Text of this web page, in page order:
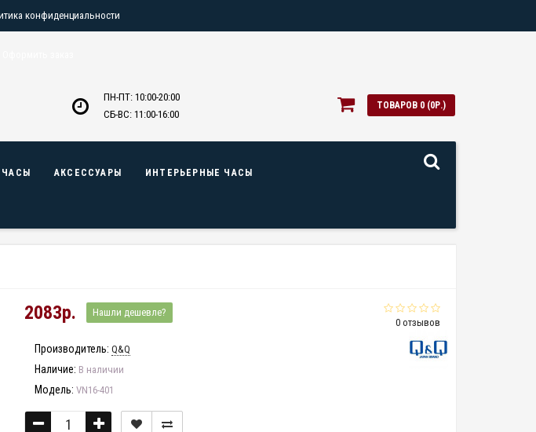
конфиденциальности
ПН-ПТ: 10:00-20:00
СБ-ВС: 11:00-16:00
ТОВАРОВ 0 (0Р.)
АКСЕССУАРЫ ИНТЕРЬЕРНЫЕ ЧАСЫ
0 отзывов
2083р. Нашли дешевле?
Производитель: Q&Q
Наличие: В наличии
Модель: VN16-401